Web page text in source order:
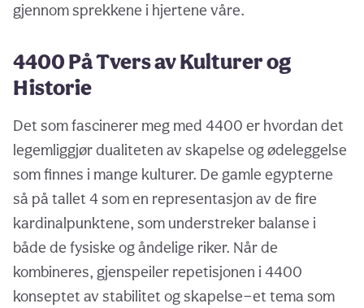
gjennom sprekkene i hjertene våre.
4400 På Tvers av Kulturer og
Historie
Det som fascinerer meg med 4400 er hvordan det
legemliggjør dualiteten av skapelse og ødeleggelse
som finnes i mange kulturer. De gamle egypterne
så på tallet 4 som en representasjon av de fire
kardinalpunktene, som understreker balanse i
både de fysiske og åndelige riker. Når de
kombineres, gjenspeiler repetisjonen i 4400
konseptet av stabilitet og skapelse—et tema som